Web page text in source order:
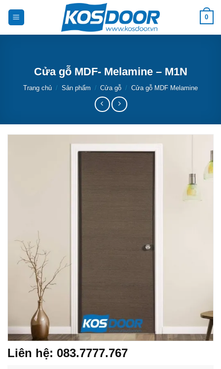
0
Cửa gỗ MDF- Melamine – M1N
Trang chủ / Sản phẩm / Cửa gỗ / Cửa gỗ MDF Melamine
Liên hệ: 083.7777.767